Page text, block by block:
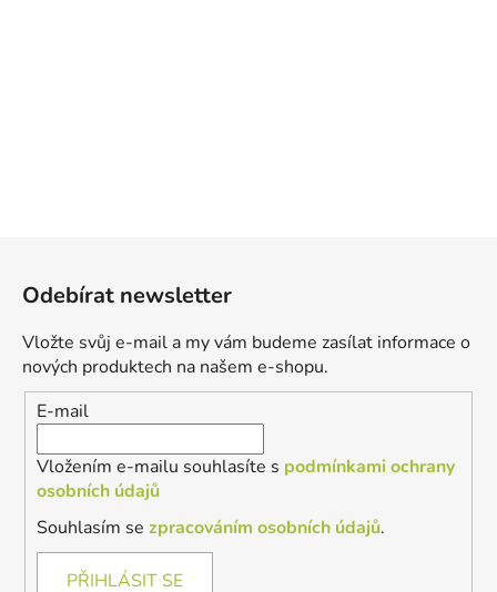
Odebírat newsletter
Vložte svůj e-mail a my vám budeme zasílat informace o
nových produktech na našem e-shopu.
E-mail
Vložením e-mailu souhlasíte s podmínkami ochrany
osobních údajů
Souhlasím se zpracováním osobních údajů.
PŘIHLÁSIT SE